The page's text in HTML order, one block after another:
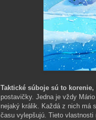
Taktické súboje sú to
postavičky. Jedna je vždy
nejaký králik. Každá z nich má
času vylepšujú. Tieto vlastnosti